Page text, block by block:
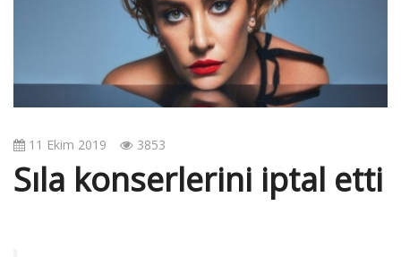
t
i
n
11 Ekim 2019 3853
Sıla konserlerini iptal etti